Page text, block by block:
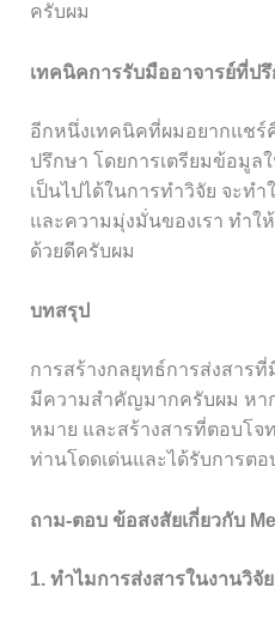
ครับผม
เทคนิคการรับมืออาจารย์ที่ป
อีกหนึ่งเทคนิคที่ผมอยากแชร์
ปรึกษา โดยการเตรียมข้อมูล
เป็นไปได้ในการทำวิจัย จะท
และความมุ่งมั่นของเรา ทำใ
ด้วยดีครับผม
บทสรุป
การสร้างกลยุทธ์การส่งสาร
มีความสำคัญมากครับผม หา
หมาย และสร้างสารที่ตอบโจ
ท่านโดดเด่นและได้รับการต
ถาม-ตอบ ข้อสงสัยเกี่ยวกับ
1. ทำไมการส่งสารในงานวิจั